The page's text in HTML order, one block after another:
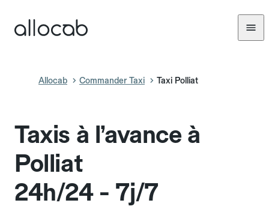
Allocab Commander Taxi Taxi Polliat
Taxis à l’avance à
Polliat
24h/24 - 7j/7